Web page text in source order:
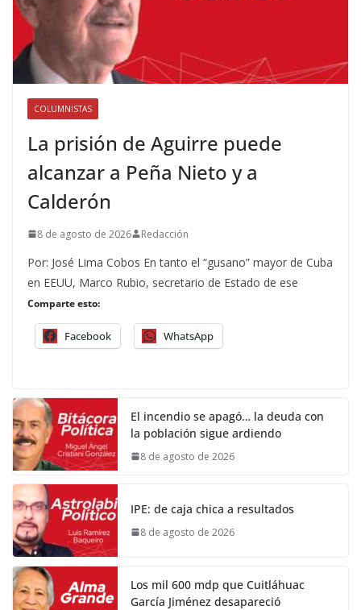
COLUMNISTAS
La prisión de Aguirre puede
alcanzar a Peña Nieto y a
Calderón
8 de agosto de 2026 Redacción
Por: José Lima Cobos En tanto el “gusano” mayor de Cuba
en EEUU, Marco Rubio, secretario de Estado de ese
Comparte esto:
Facebook WhatsApp
El incendio se apagó… la deuda con
la población sigue ardiendo
8 de agosto de 2026
IPE: de caja chica a resultados
8 de agosto de 2026
Los mil 600 mdp que Cuitláhuac
García Jiménez desapareció